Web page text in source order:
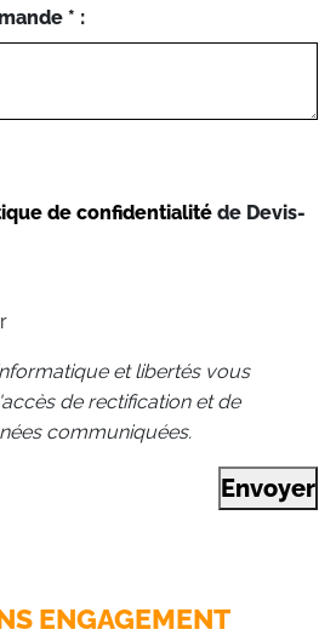
* :
de confidentialité de Devis-
et libertés vous
de rectification et de
communiquées.
Envoyer
ENGAGEMENT